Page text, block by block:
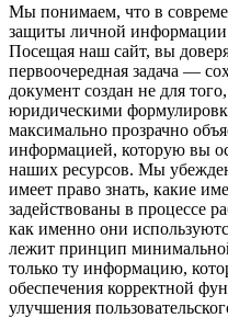
Мы понимаем, что в
защиты личной
Посещая наш сайт, вы
первоочередная задача —
документ создан не для
юридическими
максимально прозрачно
информацией, которую вы
наших ресурсов. Мы
имеет право знать, какие
задействованы в процессе
как именно они
лежит принцип
только ту информацию,
обеспечения корректной
улучшения